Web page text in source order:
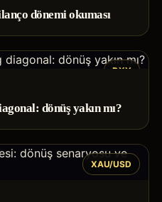
dönemi okuması
DXY
dönüş yakın mı?
XAU/USD